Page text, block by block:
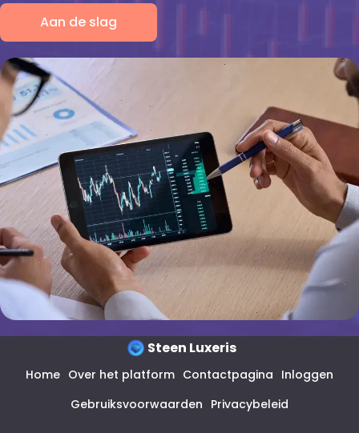
Aan de slag
Steen Luxeris
Home Over het platform Contactpagina Inloggen
Gebruiksvoorwaarden Privacybeleid